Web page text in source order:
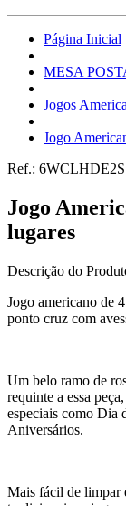
Página Inicial
MESA
Jogos
Jogo
Ref.: 6WCLHDE2S
Jogo
lugares
Descrição do
Jogo americano de
ponto cruz com
Um belo ramo de
requinte a essa
especiais como Dia
Aniversários.
Mais fácil de limpar